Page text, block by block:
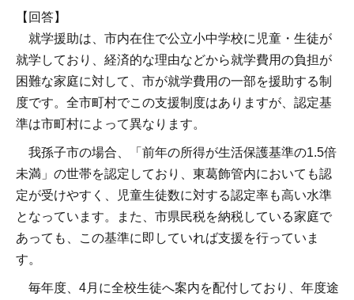
【回答】
就学援助は、市内在住で公立小中学校に児童・生徒が
就学しており、経済的な理由などから就学費用の負担が
困難な家庭に対して、市が就学費用の一部を援助する制
度です。全市町村でこの支援制度はありますが、認定基
準は市町村によって異なります。
我孫子市の場合、「前年の所得が生活保護基準の1.5倍
未満」の世帯を認定しており、東葛飾管内においても認
定が受けやすく、児童生徒数に対する認定率も高い水準
となっています。また、市県民税を納税している家庭で
あっても、この基準に即していれば支援を行っていま
す。
毎年度、4月に全校生徒へ案内を配付しており、年度途